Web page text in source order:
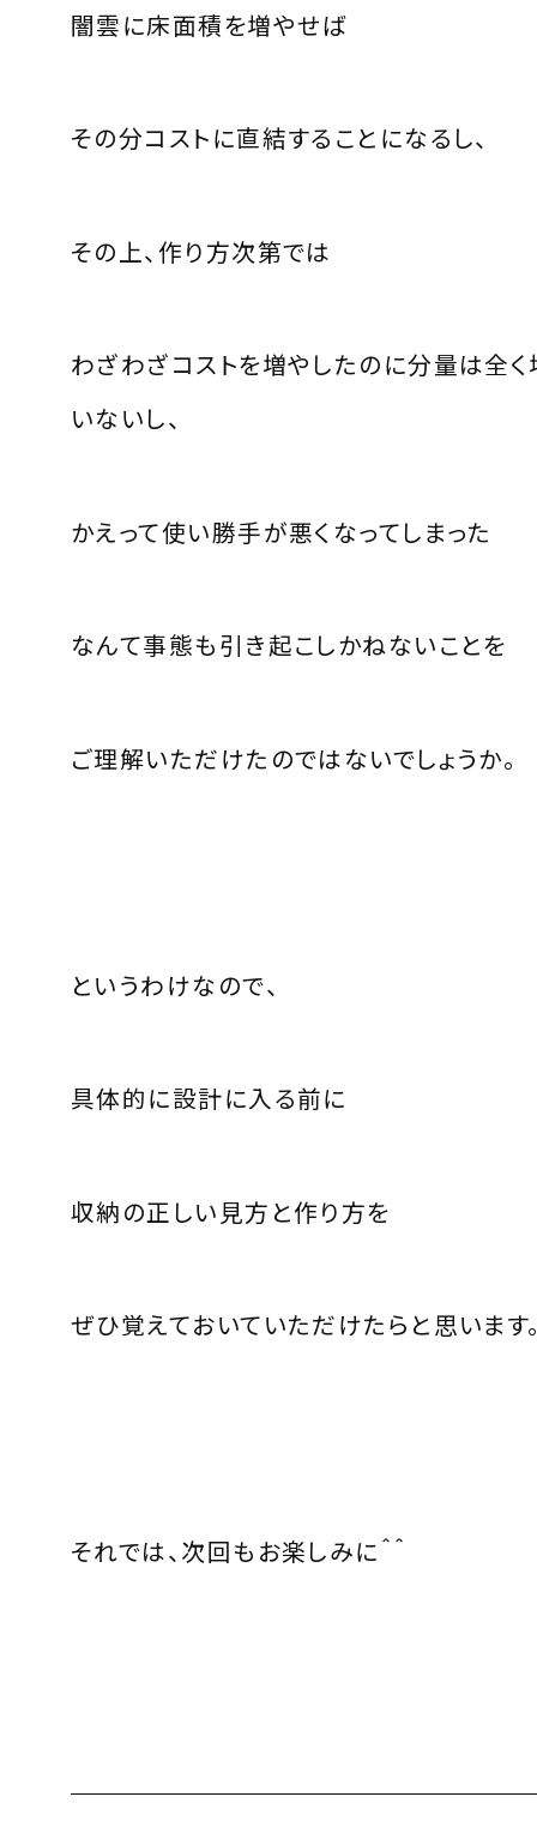
闇雲に床面積を増やせば
その分コストに直結することになるし、
その上、作り方次第では
わざわざコストを増やしたのに分量は全く
いないし、
かえって使い勝手が悪くなってしまった
なんて事態も引き起こしかねないことを
ご理解いただけたのではないでしょうか。
というわけなので、
具体的に設計に入る前に
収納の正しい見方と作り方を
ぜひ覚えておいていただけたらと思います
それでは、次回もお楽しみに＾＾